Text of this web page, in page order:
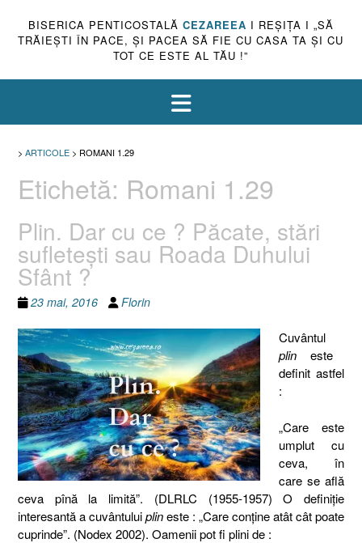
BISERICA PENTICOSTALĂ CEZAREEA I REŞIŢA I „SĂ
TRĂIEŞTI ÎN PACE, ŞI PACEA SĂ FIE CU CASA TA ŞI CU
TOT CE ESTE AL TĂU !”
> ARTICOLE > ROMANI 1.29
Etichetă: Romani 1.29
Plin. Dar cu ce ? Păcate, stări
sufleteşti sau Roada Duhului
Sfânt ?
23 mai, 2016 Florin
Cuvântul
plineste
definit astfel
:
„Care este
umplut cu
ceva, în
care se află
ceva pînă la limită”. (DLRLC (1955-1957) O definiţie
interesantă a cuvântuluiplineste : „Care conține atât cât poate
cuprinde”. (Nodex 2002). Oamenii pot fi plini de :